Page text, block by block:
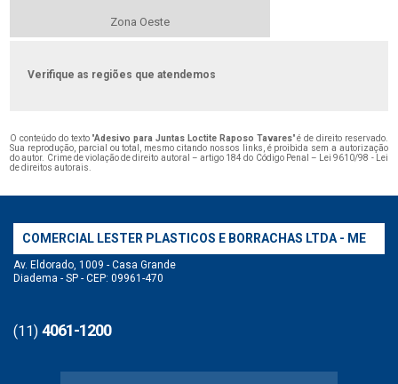
Zona Oeste
Verifique as regiões que atendemos
O conteúdo do texto "Adesivo para Juntas Loctite Raposo Tavares" é de direito reservado.
Sua reprodução, parcial ou total, mesmo citando nossos links, é proibida sem a autorização
do autor. Crime de violação de direito autoral – artigo 184 do Código Penal – Lei 9610/98 - Lei
de direitos autorais.
COMERCIAL LESTER PLASTICOS E BORRACHAS LTDA - ME
Av. Eldorado, 1009 - Casa Grande
Diadema - SP - CEP: 09961-470
(11) 4061-1200